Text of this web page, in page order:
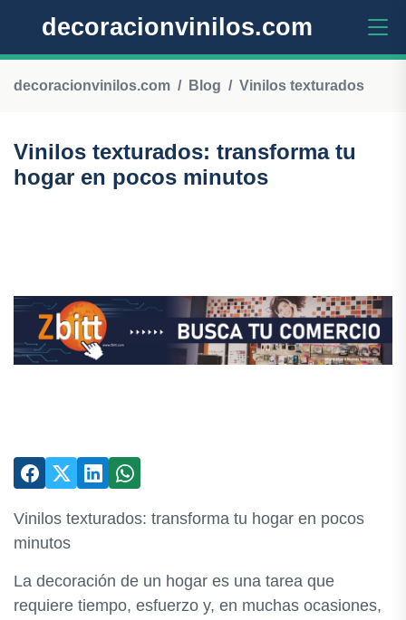
decoracionvinilos.com
decoracionvinilos.com Blog Vinilos texturados
Vinilos texturados: transforma tu
hogar en pocos minutos
Vinilos texturados: transforma tu hogar en pocos
minutos
La decoración de un hogar es una tarea que
requiere tiempo, esfuerzo y, en muchas ocasiones,